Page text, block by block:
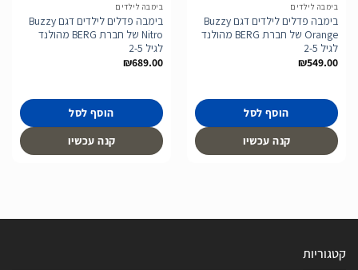
בימבה לילדים
בימבה פדלים לילדים דגם Buzzy
Orange של חברת BERG מהולנד
לגיל 2-5
₪549.00
הוסף לסל
קנה עכשיו
בימבה לילדים
בימבה פדלים לילדים דגם Buzzy
Nitro של חברת BERG מהולנד
לגיל 2-5
₪689.00
הוסף לסל
קנה עכשיו
קטגוריות